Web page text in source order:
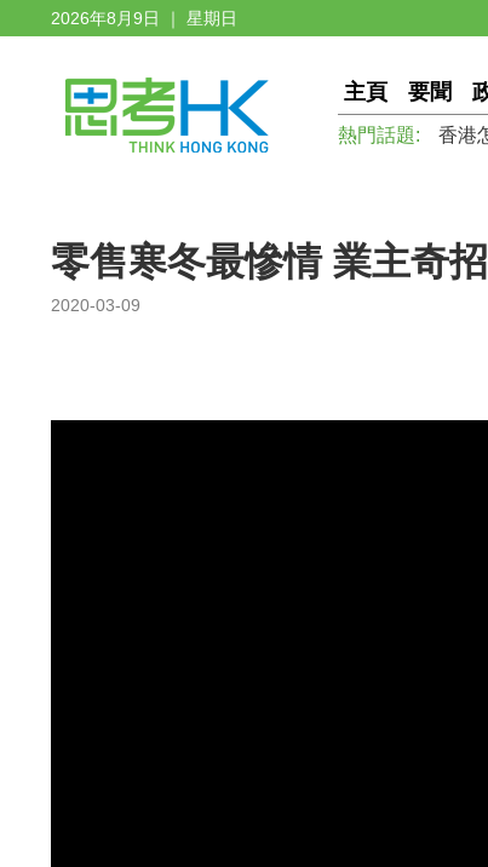
2026年8月9日 ｜ 星期日
主頁 要聞
熱門話題: 香港
零售寒冬最慘情 業主奇
2020-03-09